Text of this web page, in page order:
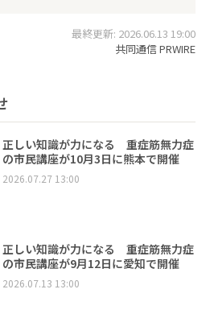
最終更新: 2026.06.13 19:00
共同通信 PRWIRE
正しい知識が力になる 重症筋無力症
の市民講座が10月3日に熊本で開催
2026.07.27 13:00
正しい知識が力になる 重症筋無力症
の市民講座が9月12日に愛知で開催
2026.07.13 13:00